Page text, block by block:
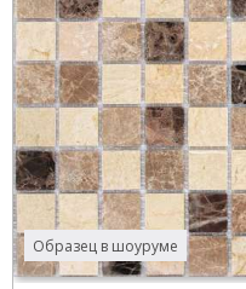
Образец в шоуруме